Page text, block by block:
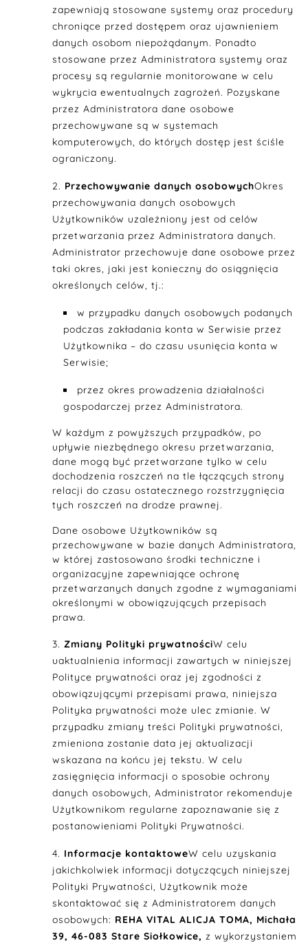
zapewniają stosowane systemy oraz procedury
chroniące przed dostępem oraz ujawnieniem
danych osobom niepożądanym. Ponadto
stosowane przez Administratora systemy oraz
procesy są regularnie monitorowane w celu
wykrycia ewentualnych zagrożeń. Pozyskane
przez Administratora dane osobowe
przechowywane są w systemach
komputerowych, do których dostęp jest ściśle
ograniczony.
Przechowywanie danych osobowychOkres
przechowywania danych osobowych
Użytkowników uzależniony jest od celów
przetwarzania przez Administratora danych.
Administrator przechowuje dane osobowe przez
taki okres, jaki jest konieczny do osiągnięcia
określonych celów, tj.:
w przypadku danych osobowych podanych
podczas zakładania konta w Serwisie przez
Użytkownika – do czasu usunięcia konta w
Serwisie;
przez okres prowadzenia działalności
gospodarczej przez Administratora.
W każdym z powyższych przypadków, po
upływie niezbędnego okresu przetwarzania,
dane mogą być przetwarzane tylko w celu
dochodzenia roszczeń na tle łączących strony
relacji do czasu ostatecznego rozstrzygnięcia
tych roszczeń na drodze prawnej.
Dane osobowe Użytkowników są
przechowywane w bazie danych Administratora,
w której zastosowano środki techniczne i
organizacyjne zapewniające ochronę
przetwarzanych danych zgodne z wymaganiami
określonymi w obowiązujących przepisach
prawa.
Zmiany Polityki prywatnościW celu
uaktualnienia informacji zawartych w niniejszej
Polityce prywatności oraz jej zgodności z
obowiązującymi przepisami prawa, niniejsza
Polityka prywatności może ulec zmianie. W
przypadku zmiany treści Polityki prywatności,
zmieniona zostanie data jej aktualizacji
wskazana na końcu jej tekstu. W celu
zasięgnięcia informacji o sposobie ochrony
danych osobowych, Administrator rekomenduje
Użytkownikom regularne zapoznawanie się z
postanowieniami Polityki Prywatności.
Informacje kontaktoweW celu uzyskania
jakichkolwiek informacji dotyczących niniejszej
Polityki Prywatności, Użytkownik może
skontaktować się z Administratorem danych
osobowych: REHA VITAL ALICJA TOMA, Michała
39, 46-083 Stare Siołkowice, z wykorzystaniem